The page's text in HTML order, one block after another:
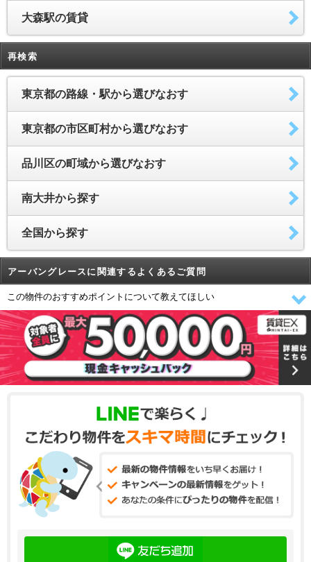
大森駅の賃貸
再検索
東京都の路線・駅から選びなおす
東京都の市区町村から選びなおす
品川区の町域から選びなおす
南大井から探す
全国から探す
アーバングレースに関連するよくあるご質問
この物件のおすすめポイントについて教えてほしい